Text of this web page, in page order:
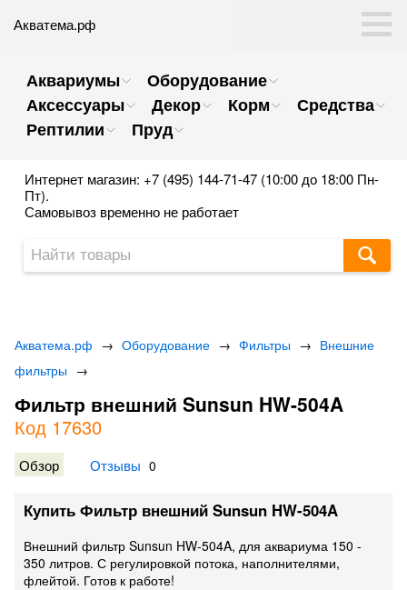
Акватема.рф
Аквариумы
Оборудование
Аксессуары
Декор Корм
Средства
Рептилии
Пруд
Интернет магазин: +7 (495) 144-71-47 (10:00 до 18:00 Пн-
Пт).
Самовывоз временно не работает
Акватема.рф → Оборудование → Фильтры → Внешние
фильтры →
Фильтр внешний Sunsun HW-504A
Код 17630
Обзор Отзывы 0
Купить Фильтр внешний Sunsun HW-504A
Внешний фильтр Sunsun HW-504A, для аквариума 150 -
350 литров. С регулировкой потока, наполнителями,
флейтой. Готов к работе!